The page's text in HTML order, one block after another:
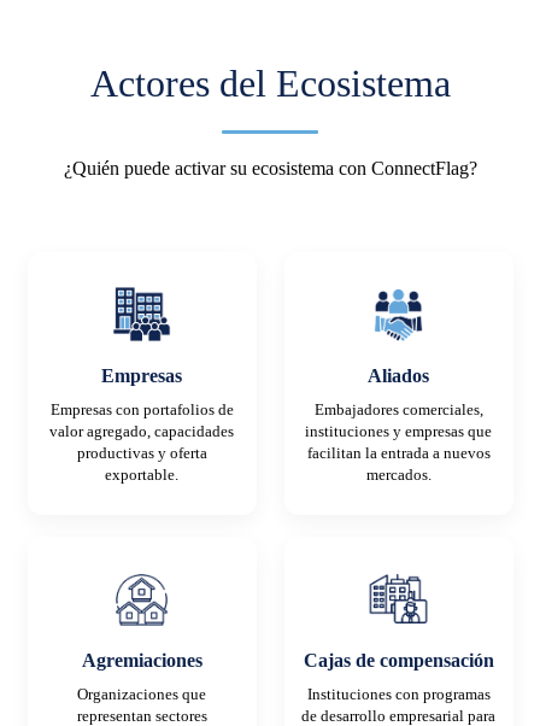
Actores del Ecosistema
¿Quién puede activar su ecosistema con ConnectFlag?
Empresas
Empresas con portafolios de
valor agregado, capacidades
productivas y oferta
exportable.
Aliados
Embajadores comerciales,
instituciones y empresas que
facilitan la entrada a nuevos
mercados.
Agremiaciones
Organizaciones que
representan sectores
Cajas de compensación
Instituciones con programas
de desarrollo empresarial para